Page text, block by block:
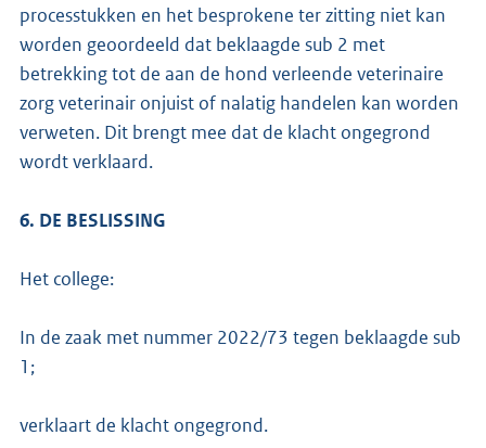
processtukken en het besprokene ter zitting niet kan
worden geoordeeld dat beklaagde sub 2 met
betrekking tot de aan de hond verleende veterinaire
zorg veterinair onjuist of nalatig handelen kan worden
verweten. Dit brengt mee dat de klacht ongegrond
wordt verklaard.
6. DE BESLISSING
Het college:
In de zaak met nummer 2022/73 tegen beklaagde sub
1;
verklaart de klacht ongegrond.